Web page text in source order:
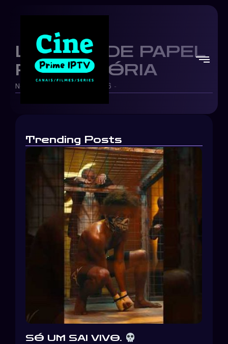
LA CASA DE PAPEL
FEZ HISTÓRIA
Netflix Brasil 30/05/2026 -
Trending Posts
SÓ UM SAI VIVO.